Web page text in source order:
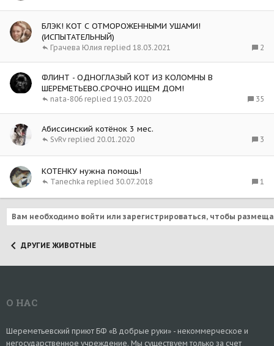
БЛЭК! КОТ С ОТМОРОЖЕННЫМИ УШАМИ!
(ИСПЫТАТЕЛЬНЫЙ)
2
18.03.2021
Грачева Юлия
ФЛИНТ - ОДНОГЛАЗЫЙ КОТ ИЗ КОЛОМНЫ В
ШЕРЕМЕТЬЕВО.СРОЧНО ИЩЕМ ДОМ!
35
19.03.2020
nata-806
Абиссинский котёнок 3 мес.
3
20.01.2020
SvRv
КОТЕНКУ нужна помощь!
1
30.07.2018
Tanechka
Вам необходимо войти или зарегистрироваться, чтобы
ДРУГИЕ ЖИВОТНЫЕ
О НАС
Шереметьевский приют БФ «В добрые руки» - некоммерческое и
негосударственное учреждение. Мы существуем только за счет